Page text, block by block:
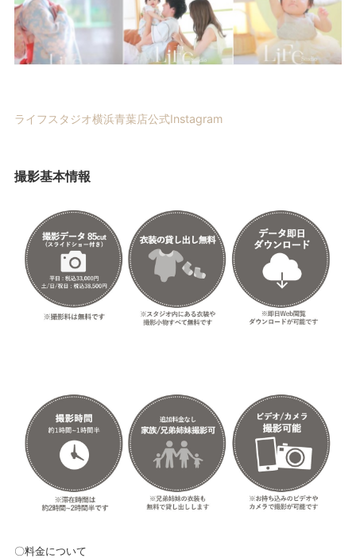
ライフスタジオ横浜青葉店公式Instagram
撮影基本情報
〇料金について